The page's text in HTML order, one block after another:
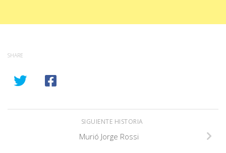
SHARE
SIGUIENTE HISTORIA
Murió Jorge Rossi